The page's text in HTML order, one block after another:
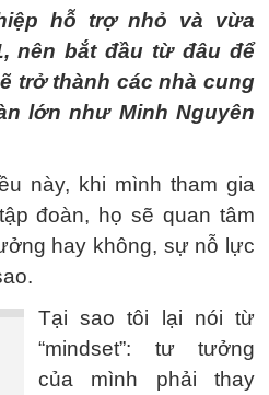
hỗ trợ nhỏ và vừa
nên bắt đầu từ đâu để
trở thành các nhà cung
lớn như Minh Nguyên
này, khi mình tham gia
đoàn, họ sẽ quan tâm
hay không, sự nỗ lực
Tại sao tôi lại nói từ
“mindset”: tư tưởng
của mình phải thay